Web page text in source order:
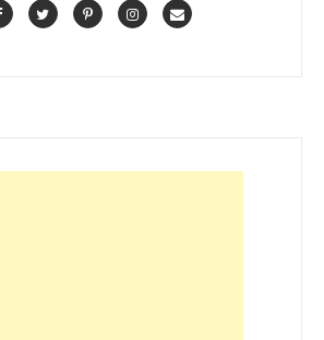
FacebookTwitterPinterestInstagramContact